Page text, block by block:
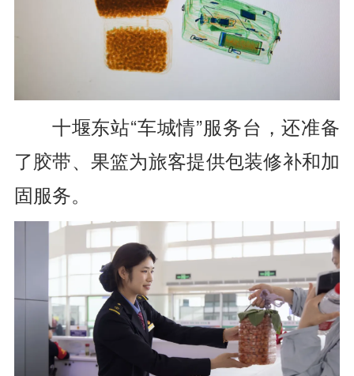
十堰东站“车城情”服务台，还准备
了胶带、果篮为旅客提供包装修补和加
固服务。